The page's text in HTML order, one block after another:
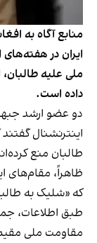
منابع آگاه به
ایران در
ملی علیه
داده است.
دو عضو ارشد
اینترنشنال
طالبان منع
ظاهراً، مقام‌های
که «شلیک به
طبق اطلاعات،
مقاومت ملی